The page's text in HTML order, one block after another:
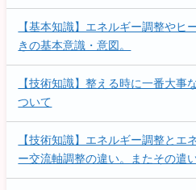
【基本知識】エネルギー調整やヒ
きの基本意識・意図。
【技術知識】整える時に一番大事
ついて
【技術知識】エネルギー調整とエ
ー交流軸調整の違い。またその遣